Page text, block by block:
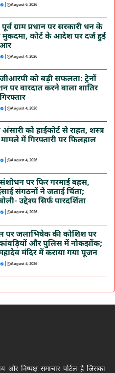
| August 6, 2026
ग्राम प्रधान पर सरकारी धन के
कोर्ट के आदेश पर दर्ज हुई
| August 4, 2026
को बड़ी सफलता: ट्रेनों
पर वारदात करने वाला शातिर
| August 4, 2026
को हाईकोर्ट से राहत, शस्त्र
में गिरफ्तारी पर फिलहाल
| August 4, 2026
पर फिर गरमाई बहस,
संगठनों ने जताई चिंता;
उद्देश्य सिर्फ पारदर्शिता
| August 4, 2026
पर जलाभिषेक की कोशिश पर
और पुलिस में नोकझोंक;
मंदिर में कराया गया पूजन
| August 4, 2026
निष्पक्ष समाचार पोर्टल है जिसका